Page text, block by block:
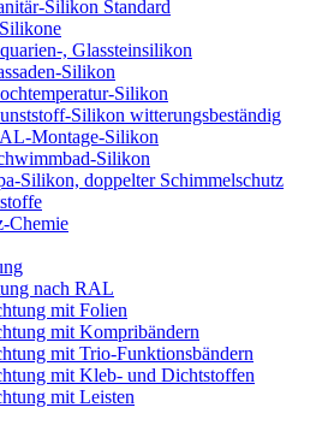
Silikon Standard
, Glassteinsilikon
Silikon
Silikon
Silikon witterungsbeständig
Montage-Silikon
Silikon
Silikon, doppelter Schimmelschutz
Chemie
nach RAL
mit Folien
mit Kompribändern
mit Trio-Funktionsbändern
mit Kleb- und Dichtstoffen
mit Leisten